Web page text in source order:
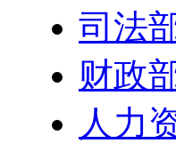
司法
财政
人力